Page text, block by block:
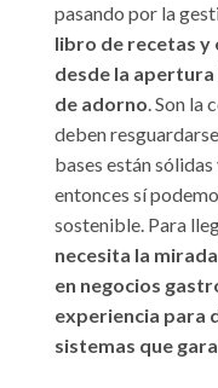
pasando por la
libro de recetas y
desde la apertura
de adorno. Son la
deben
bases están
entonces sí
sostenible. Para
necesita la
en negocios
experiencia para
sistemas que